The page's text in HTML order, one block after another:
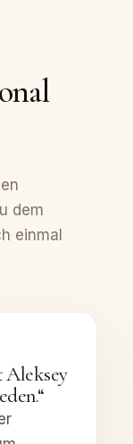
dem
einmal
Aleksey